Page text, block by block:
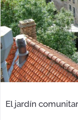
El jardín